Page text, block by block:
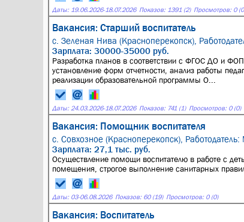
Даты: 19.06.2026-18.07.2026 Показов: 1391 (2) Просмотров: 0
Вакансия: Старший воспитатель
с. Зеленая Нива (Красноперекопск),
Зарплата: 30000-35000 руб.
Разработка планов в соответствии с ФГОС ДО и
установление форм отчетности, анализ работы
реализации образовательной программы О...
Даты: 24.03.2026-18.07.2026 Показов: 741 (1) Просмотров: 0 (0)
Вакансия: Помощник воспитателя
с. Совхозное (Красноперекопск),
Зарплата: 27,1 тыс. руб.
Осуществление помощи воспитателю в работе с
помещения, строгое выполнение санитарных
Даты: 03-06.08.2026 Показов: 60 (19) Просмотров: 0 (0)
Вакансия: Воспитатель